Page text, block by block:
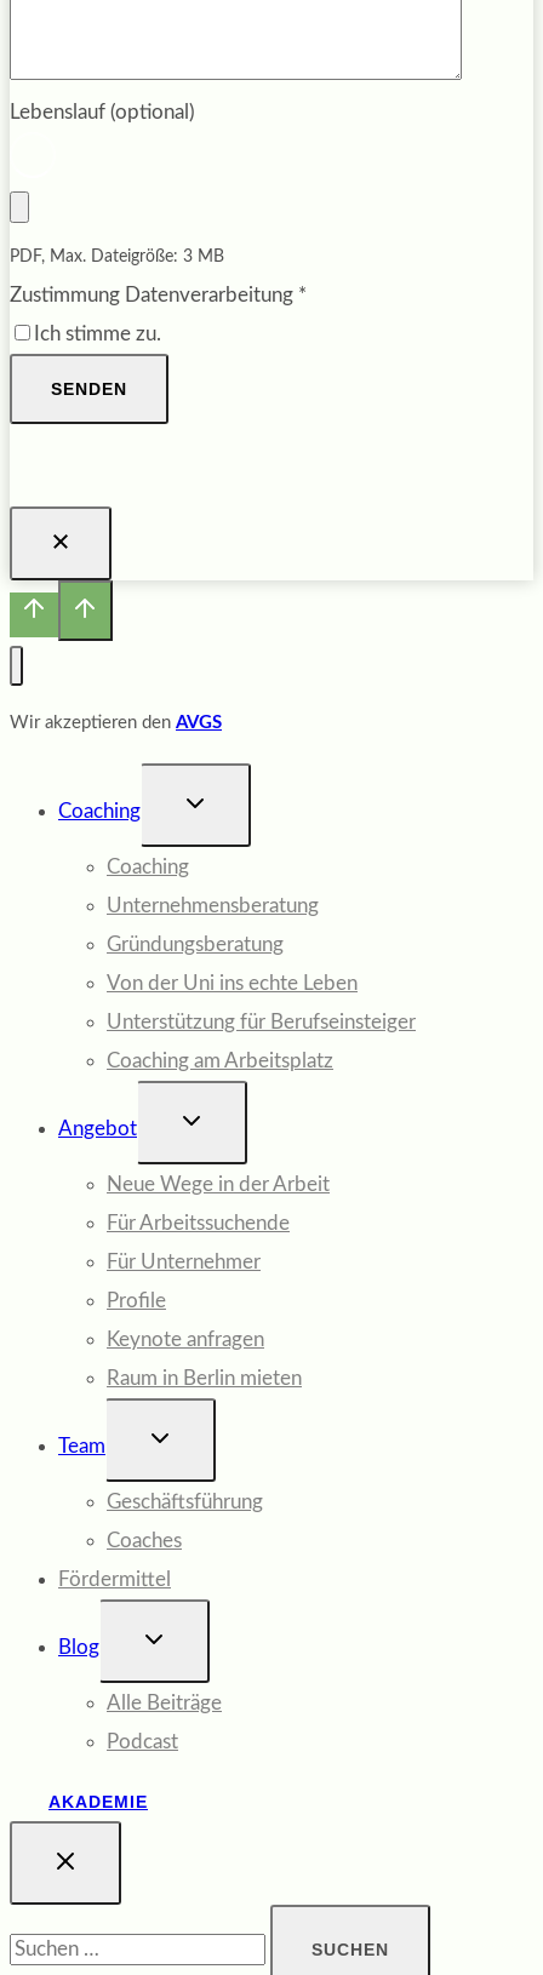
Lebenslauf (optional)
PDF, Max. Dateigröße: 3 MB
Zustimmung Datenverarbeitung *
Ich stimme zu.
SENDEN
Wir akzeptieren den AVGS
Coaching
UNTERMENÜ
Coaching
Unternehmensberatung
Gründungsberatung
Von der Uni ins echte Leben
Unterstützung für Berufseinsteiger
Coaching am Arbeitsplatz
Angebot
UNTERMENÜ
Neue Wege in der Arbeit
Für Arbeitssuchende
Für Unternehmer
Profile
Keynote anfragen
Raum in Berlin mieten
Team
UNTERMENÜ
Geschäftsführung
Coaches
Fördermittel
Blog
UNTERMENÜ
Alle Beiträge
Podcast
AKADEMIE
nach: